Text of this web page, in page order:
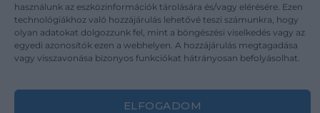
használunk az eszközinformációk tárolására és/vagy elérésére. Ezen
technológiákhoz való hozzájárulás lehetővé teszi számunkra, hogy
olyan adatokat dolgozzunk fel, mint a böngészési viselkedés vagy az
egyedi azonosítók ezen a webhelyen. A hozzájárulás megtagadása
vagy visszavonása bizonyos funkciókat hátrányosan befolyásolhat.
ELFOGADOM
Karrier
Kapcsolat
Adatvédelem
Impresszum